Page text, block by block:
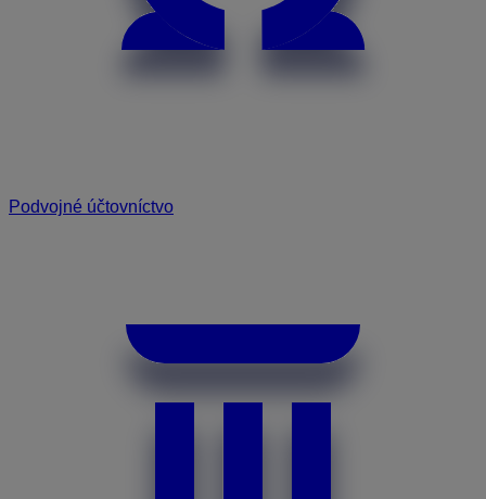
Podvojné účtovníctvo